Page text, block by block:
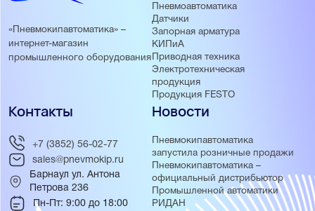
«Пневмокипавтоматика» –
интернет-магазин
промышленного оборудования
Пневмоавтоматика
Датчики
Запорная арматура
КИПиА
Приводная техника
Электротехническая
продукция
Продукция FESTO
Новости
Пневмокипавтоматика
запустила розничные продажи
Пневмокипавтоматика –
официальный дистрибьютор
Промышленной автоматики
РИДАН
Контакты
+7 (3852) 56-02-77
sales@pnevmokip.ru
Барнаул ул. Антона
Петрова 236
Пн-Пт: 9:00 до 18:00